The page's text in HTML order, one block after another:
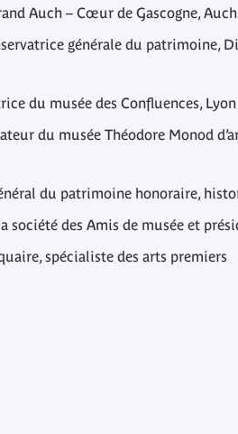
Auch – Cœur de Gascogne, Auch
générale du patrimoine,
du musée des Confluences, Lyon
du musée Théodore Monod
du patrimoine honoraire,
société des Amis de musée et
spécialiste des arts premiers